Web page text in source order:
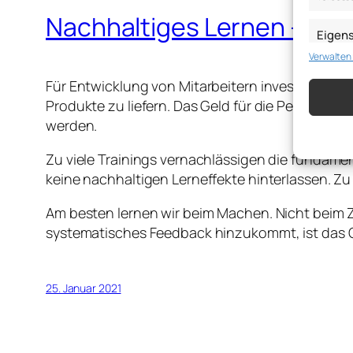
Nachhaltiges Lernen –
Für Entwicklung von Mitarbeitern investieren
Produkte zu liefern. Das Geld für die
werden.
Zu viele Trainings vernachlässigen die
keine nachhaltigen Lerneffekte hinterlassen.
Am besten lernen wir beim Machen. Nicht
systematisches Feedback hinzukommt, ist das
25. Januar 2021